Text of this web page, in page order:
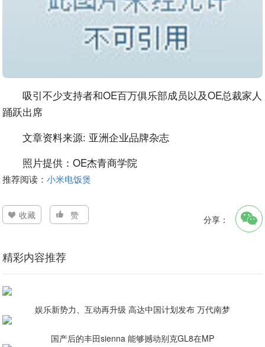
吸引不少支持者和OE百万俱乐部成员以及OE总裁家人
踊跃出席
文章资料来源: 亚洲企业品牌杂志
照片提供：OE杰青商学院
推荐阅读：小米电饭煲
收藏 赞 分享：
精彩内容推荐
娱乐新势力、互动再升级 高达中国计划发布 万代南梦
国产后的丰田sienna 能够撼动别克GL8在MP